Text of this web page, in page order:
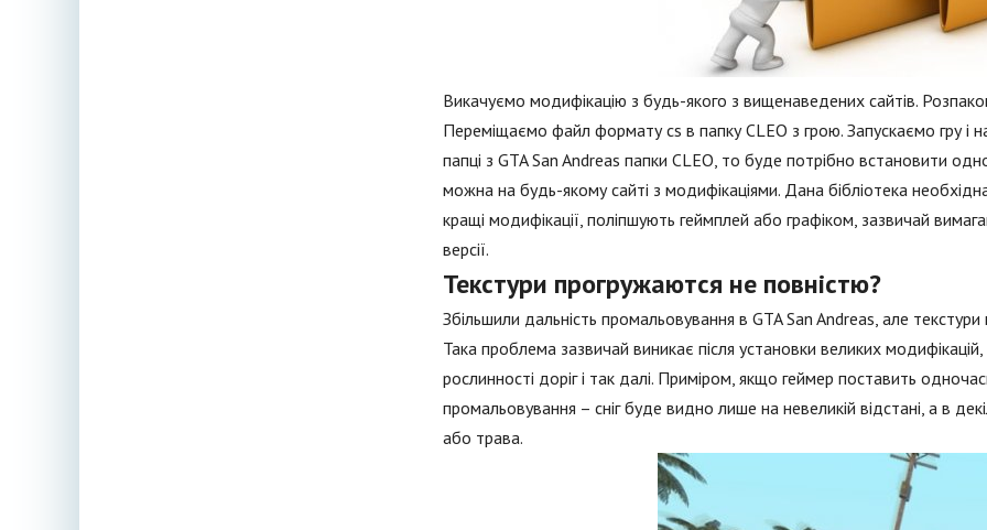
Викачуємо модифікацію з будь-якого з вищенаведених сайтів.
Переміщаємо файл формату cs в папку CLEO з грою. Запускаємо гру і
папці з GTA San Andreas папки CLEO, то буде потрібно встановити
можна на будь-якому сайті з модифікаціями. Дана бібліотека
кращі модифікації, поліпшують геймплей або графіком, зазвичай
версії.
Текстури прогружаются не повністю?
Збільшили дальність промальовування в GTA San Andreas, але
Така проблема зазвичай виникає після установки великих
рослинності доріг і так далі. Приміром, якщо геймер поставить
промальовування – сніг буде видно лише на невеликій відстані, а в
або трава.